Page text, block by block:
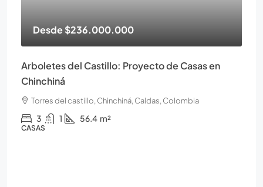
Desde$236.000.000
Arboletes del Castillo: Proyecto de Casas en
Chinchiná
Torres del castillo, Chinchiná, Caldas, Colombia
3 1 56.4 m²
CASAS